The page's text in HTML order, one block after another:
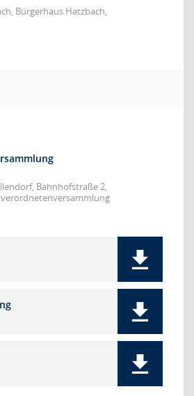
Bürgerhaus Hatzbach,
Bahnhofstraße 2,